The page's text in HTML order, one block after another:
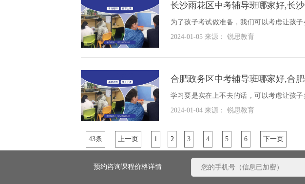
长沙雨花区中考辅导班哪家好,长
为了孩子考试做准备，我们可以考虑让孩
给孩子的学习提供方便，下面我们来具体看
2024-01-05 来源： 锐思教育
合肥政务区中考辅导班哪家好,合
学习要是实在上不去的话，可以考虑让孩
孩子的学习起到很大的影响，那下面我们就
2024-01-04 来源： 锐思教育
43条 上一页 1 2 3 4 5 6 下一页
预约咨询课程价格详情